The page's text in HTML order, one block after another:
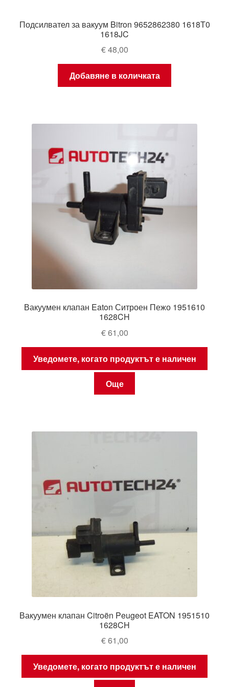
Подсилвател за вакуум Bitron 9652862380 1618T0
1618JC
€48,00
Добавяне в количката
Вакуумен клапан Eaton Ситроен Пежо 1951610
1628CH
€61,00
Уведомете, когато продуктът е наличен
Още
Вакуумен клапан Citroën Peugeot EATON 1951510
1628CH
€61,00
Уведомете, когато продуктът е наличен